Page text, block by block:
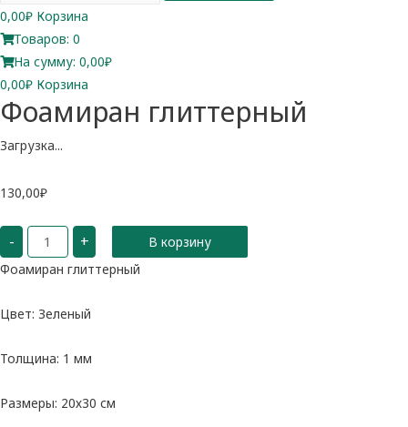
0,00₽ Корзина
Товаров: 0
На сумму: 0,00₽
0,00₽ Корзина
Фоамиран глиттерный
Загрузка...
130,00₽
-
Количество
Фоамиран
глиттерный
+
В корзину
Фоамиран глиттерный
Цвет: Зеленый
Толщина: 1 мм
Размеры: 20х30 см